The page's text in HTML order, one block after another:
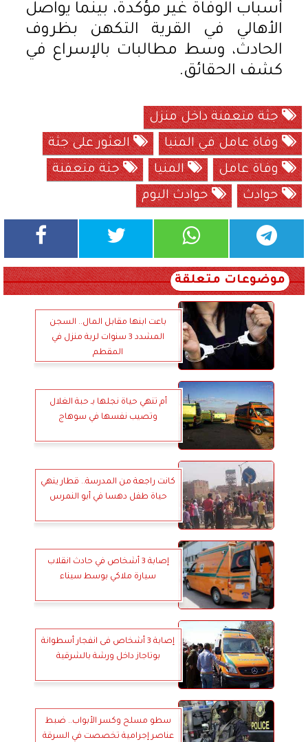
أسباب الوفاة غير مؤكدة، بينما يواصل
الأهالي في القرية التكهن بظروف
الحادث، وسط مطالبات بالإسراع في
كشف الحقائق.
جثة متعفنة داخل منزل
وفاة عامل في المنيا
العثور على جثة
وفاة عامل
المنيا
جثة متعفنة
حوادث
حوادث اليوم
موضوعات متعلقة
باعت ابنها مقابل المال.. السجن
المشدد 3 سنوات لربة منزل في
المقطم
أم تنهي حياة نجلها بـ حبة الغلال
وتصيب نفسها في سوهاج
كانت راجعة من المدرسة.. قطار ينهي
حياة طفل دهسا في أبو النمرس
إصابة 3 أشخاص في حادث انقلاب
سيارة ملاكي بوسط سيناء
إصابة 3 أشخاص فى انفجار أسطوانة
بوتاجاز داخل ورشة بالشرقية
سطو مسلح وكسر الأبواب.. ضبط
عناصر إجرامية تخصصت في السرقة